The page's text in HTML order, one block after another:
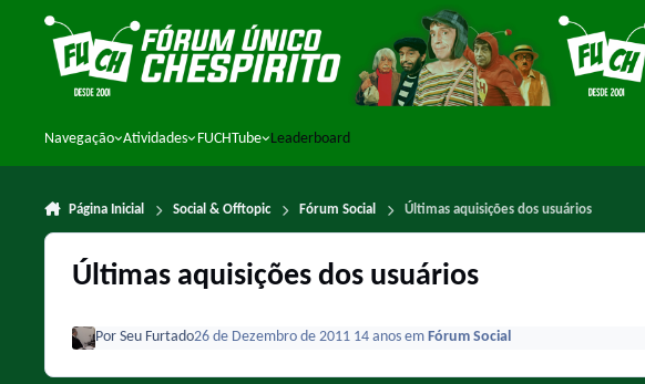
Ir para conteúdo
Navegação Atividades FUCHTube Leaderboard
Página Inicial Social & Offtopic Fórum Social Últimas aquisições dos usuários
Últimas aquisições dos usuários
Por Seu Furtado26 de Dezembro de 2011 14 anos em Fórum Social